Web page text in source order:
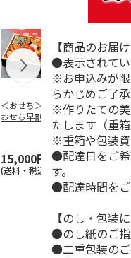
＜おせち＞【冷凍】
おせち早割 札幌市
中央卸売市場発 彩
15,000円
(送料・税込)
＜おせ
おせち
オードブ
22,180
【商品のお届
●表示されてい
※お申込みが
らかじめご了承
※作りたての
たします（重
※重箱や包装資
●配達日をご希
す。
●配達時間をご
【のし・包装
●のし紙のご指
●二重包装のご